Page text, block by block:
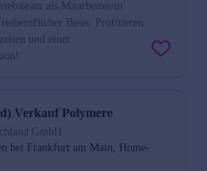
als Mitarbeiter/in
Basis. Profitieren
und einer
Verkauf Polymere
GmbH
bei Frankfurt am Main, Home-